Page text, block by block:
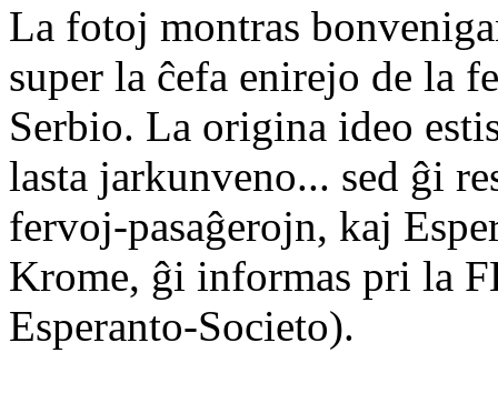
La fotoj montras
super la ĉefa enirejo de la
Serbio. La origina ideo
lasta jarkunveno... sed ĝi
fervoj-pasaĝerojn, kaj
Krome, ĝi informas pri la
Esperanto-Societo).